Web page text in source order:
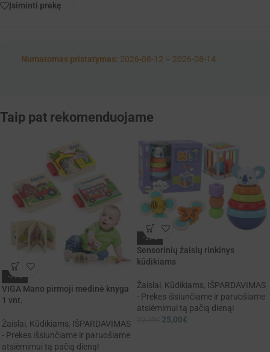
Įsiminti prekę
Numatomas pristatymas: 2026-08-12 – 2026-08-14
Taip pat rekomenduojame
-71%
VIGA Mano pirmoji medinė knyga
1 vnt.
Žaislai, Kūdikiams, IŠPARDAVIMAS
- Prekes išsiunčiame ir paruošiame
atsiėmimui tą pačią dieną!
-37%
Sensorinių žaislų rinkinys
kūdikiams
Žaislai, Kūdikiams, IŠPARDAVIMAS
- Prekes išsiunčiame ir paruošiame
atsiėmimui tą pačią dieną!
25,00€